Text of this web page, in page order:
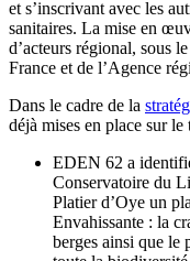
et s’inscrivant avec les
sanitaires. La mise en
d’acteurs régional, sous
France et de l’Agence
Dans le cadre de la
déjà mises en place sur
EDEN 62 a
Conservatoire du
Platier d’Oye un
Envahissante : la
berges ainsi que le